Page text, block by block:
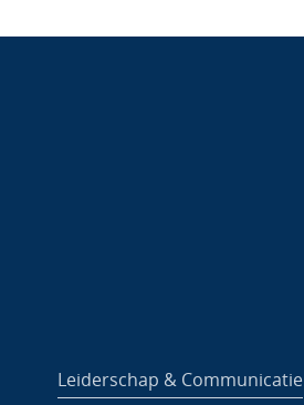
Leiderschap & Communicatie